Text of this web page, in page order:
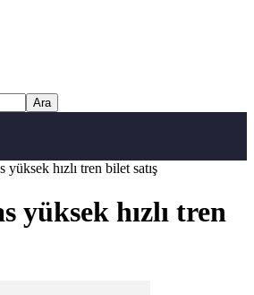
yüksek hızlı tren bilet satış
yüksek hızlı tren